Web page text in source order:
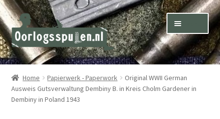
Skip
to
navigation
Skip
to
content
Winkel – Shop
Over ons – About us
Home Papierwerk - Paperwork
Original WWII German
Ausweis Gutsverwaltung Dembiny B. in Kreis Cholm Gardener in
Dembiny in Poland 1943